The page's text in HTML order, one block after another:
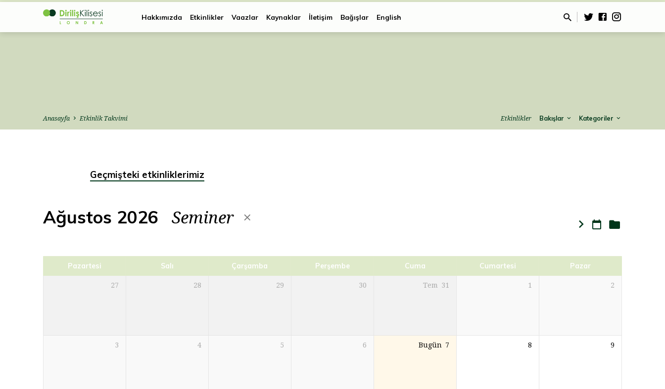
Hakkımızda Etkinlikler Vaazlar Kaynaklar İletişim Bağışlar English
Anasayfa Etkinlik Takvimi Etkinlikler Bakışlar Kategoriler
Takvimi
Geçmişteki etkinliklerimiz
Ağustos 2026 Seminer
Pazartesi Salı Çarşamba Perşembe Cuma Cumartesi Pazar
27 28 29 30 Tem 31 1 2
3 4 5 6 Bugün 7 8 9